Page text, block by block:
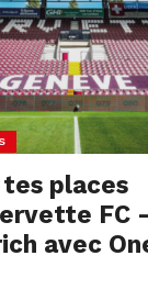
tes places
FC
avec